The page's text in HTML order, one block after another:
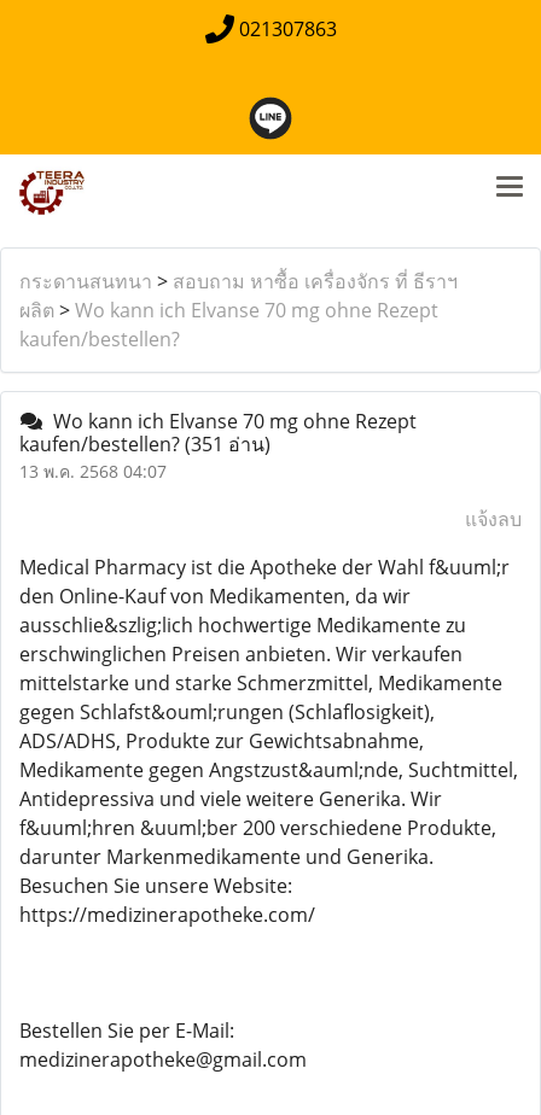
021307863
กระดานสนทนา > สอบถาม หาซื้อ เครื่องจักร ที่ ธีราฯ
ผลิต >Wo kann ich Elvanse 70 mg ohne Rezept
kaufen/bestellen?
Wo kann ich Elvanse 70 mg ohne Rezept
kaufen/bestellen?(351 อ่าน)
13 พ.ค. 2568 04:07
แจ้งลบ
Medical Pharmacy ist die Apotheke der Wahl f&uuml;r
den Online-Kauf von Medikamenten, da wir
ausschlie&szlig;lich hochwertige Medikamente zu
erschwinglichen Preisen anbieten. Wir verkaufen
mittelstarke und starke Schmerzmittel, Medikamente
gegen Schlafst&ouml;rungen (Schlaflosigkeit),
ADS/ADHS, Produkte zur Gewichtsabnahme,
Medikamente gegen Angstzust&auml;nde, Suchtmittel,
Antidepressiva und viele weitere Generika. Wir
f&uuml;hren &uuml;ber 200 verschiedene Produkte,
darunter Markenmedikamente und Generika.
Besuchen Sie unsere Website:
https://medizinerapotheke.com/
Bestellen Sie per E-Mail:
medizinerapotheke@gmail.com